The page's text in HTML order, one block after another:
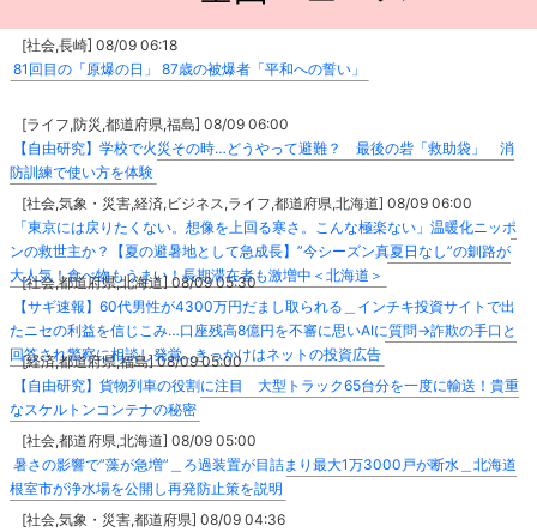
[社会,長崎] 08/09 06:18
81回目の「原爆の日」 87歳の被爆者「平和への誓い」
[ライフ,防災,都道府県,福島] 08/09 06:00
【自由研究】学校で火災その時…どうやって避難？ 最後の砦「救助袋」 消
防訓練で使い方を体験
[社会,気象・災害,経済,ビジネス,ライフ,都道府県,北海道] 08/09 06:00
「東京には戻りたくない。想像を上回る寒さ。こんな極楽ない」温暖化ニッポ
ンの救世主か？【夏の避暑地として急成長】”今シーズン真夏日なし”の釧路が
大人気！食べ物もうまい！長期滞在者も激増中＜北海道＞
[社会,都道府県,北海道] 08/09 05:30
【サギ速報】60代男性が4300万円だまし取られる＿インチキ投資サイトで出
たニセの利益を信じこみ…口座残高8億円を不審に思いAIに質問→詐欺の手口と
回答され警察に相談し発覚…きっかけはネットの投資広告
[経済,都道府県,福島] 08/09 05:00
【自由研究】貨物列車の役割に注目 大型トラック65台分を一度に輸送！貴重
なスケルトンコンテナの秘密
[社会,都道府県,北海道] 08/09 05:00
暑さの影響で”藻が急増”＿ろ過装置が目詰まり最大1万3000戸が断水＿北海道
根室市が浄水場を公開し再発防止策を説明
[社会,気象・災害,都道府県] 08/09 04:36